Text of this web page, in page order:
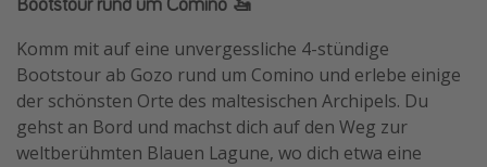
Komm mit auf eine unvergessliche 4-stündige
Bootstour ab Gozo rund um Comino und erlebe einige
der schönsten Orte des maltesischen Archipels. Du
gehst an Bord und machst dich auf den Weg zur
weltberühmten Blauen Lagune, wo dich etwa eine